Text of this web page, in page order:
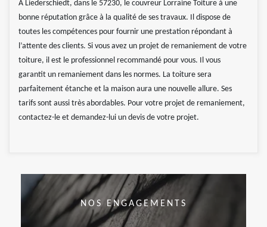
À Liederschiedt, dans le 57230, le couvreur Lorraine Toiture à une
bonne réputation grâce à la qualité de ses travaux. Il dispose de
toutes les compétences pour fournir une prestation répondant à
l’attente des clients. Si vous avez un projet de remaniement de votre
toiture, il est le professionnel recommandé pour vous. Il vous
garantit un remaniement dans les normes. La toiture sera
parfaitement étanche et la maison aura une nouvelle allure. Ses
tarifs sont aussi très abordables. Pour votre projet de remaniement,
contactez-le et demandez-lui un devis de votre projet.
NOS ENGAGEMENTS